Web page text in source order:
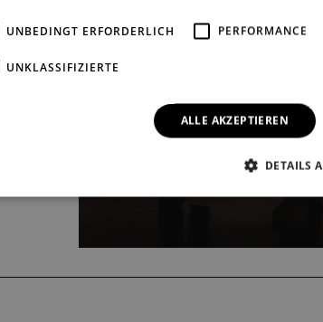
UNBEDINGT ERFORDERLICH PERFORMANCE
UNKLASSIFIZIERTE
ALLE AKZEPTIEREN
DETAILS